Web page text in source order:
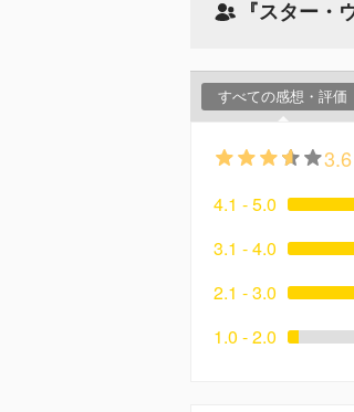
『スター・
すべての感想・評価
3.6
4.1 - 5.0
3.1 - 4.0
2.1 - 3.0
1.0 - 2.0